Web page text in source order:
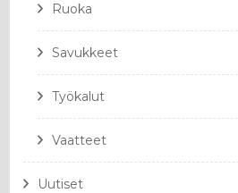
Ruoka
Savukkeet
Työkalut
Vaatteet
Uutiset